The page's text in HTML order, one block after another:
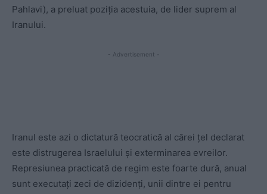
Pahlavi), a preluat poziția acestuia, de lider suprem al
Iranului.
- Advertisement -
Iranul este azi o dictatură teocratică al cărei țel declarat
este distrugerea Israelului și exterminarea evreilor.
Represiunea practicată de regim este foarte dură, anual
sunt executați zeci de dizidenți, unii dintre ei pentru